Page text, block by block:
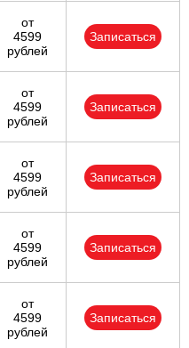
от
4599
рублей
Записаться
от
4599
рублей
Записаться
от
4599
рублей
Записаться
от
4599
рублей
Записаться
от
4599
рублей
Записаться